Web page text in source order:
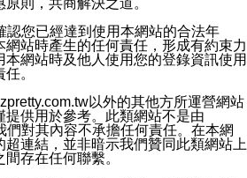
」
息」
型訊息」
息」後，將不會接收到來自任何企業
號的通知型訊息。
則，共商解決之道。
認您已經達到使用本網站的合法年
站時產生的任何責任，形成有約束力
網站時及他人使用您的登錄資訊使用
。
以外的其他方所運營網站
提供用於參考。此類網站不是由
們對其內容不承擔任何責任。在本網
連結，並非暗示我們贊同此類網站上
存在任何聯繫。